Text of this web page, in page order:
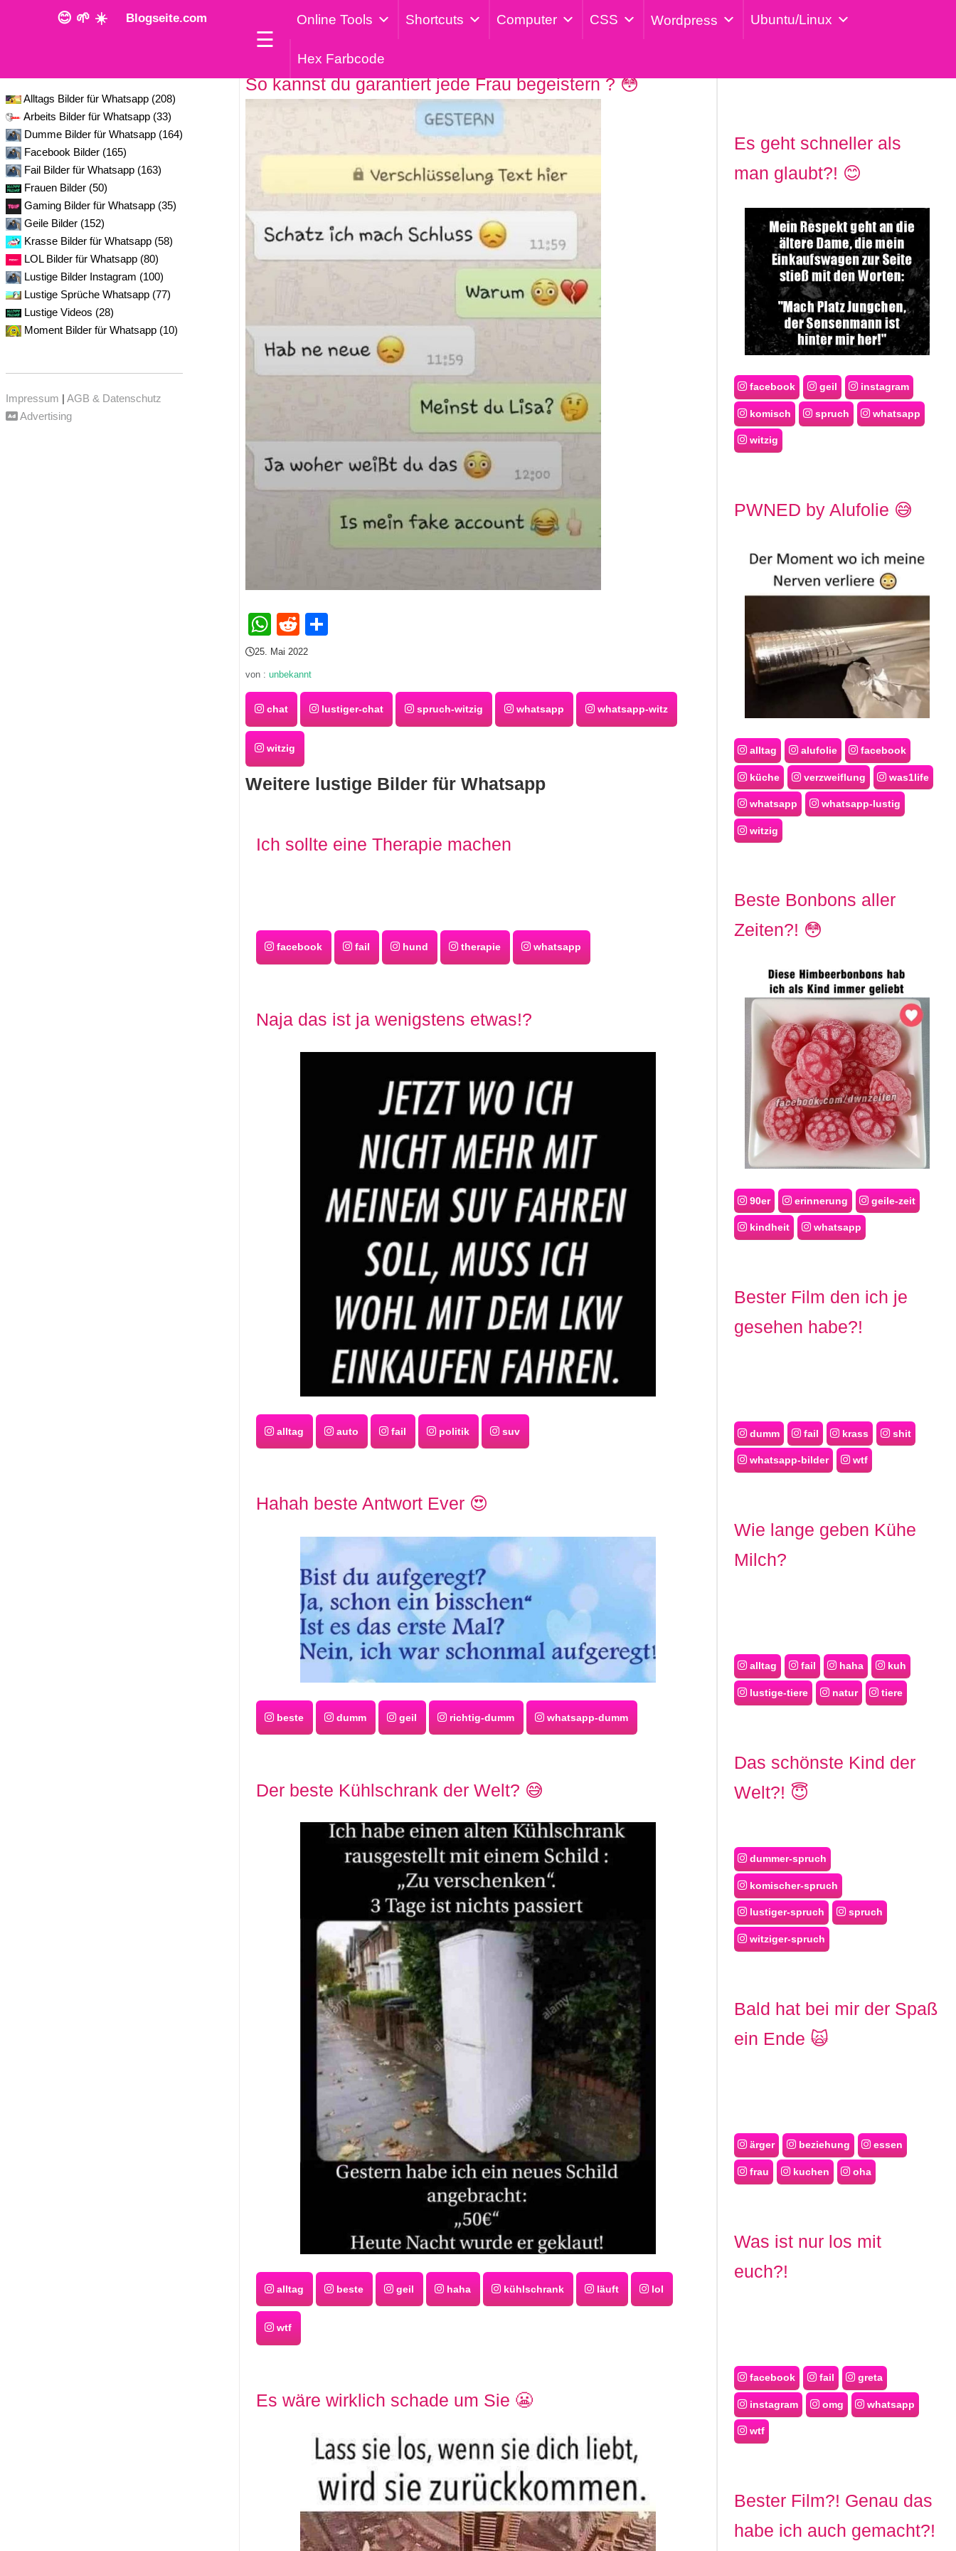
😊 🌱 ☀️ Blogseite.com
☰
Online Tools Shortcuts Computer CSS Wordpress Ubuntu/Linux
Hex Farbcode
Alltags Bilder für Whatsapp (208)
Arbeits Bilder für Whatsapp (33)
Dumme Bilder für Whatsapp (164)
Facebook Bilder (165)
Fail Bilder für Whatsapp (163)
Frauen Bilder (50)
Gaming Bilder für Whatsapp (35)
Geile Bilder (152)
Krasse Bilder für Whatsapp (58)
LOL Bilder für Whatsapp (80)
Lustige Bilder Instagram (100)
Lustige Sprüche Whatsapp (77)
Lustige Videos (28)
Moment Bilder für Whatsapp (10)
Impressum | AGB & Datenschutz
Advertising
So kannst du garantiert jede Frau begeistern ? 😳
WhatsApp
Reddit
25. Mai 2022
von : unbekannt
chat lustiger-chat spruch-witzig whatsapp whatsapp-witz
witzig
Weitere lustige Bilder für Whatsapp
Ich sollte eine Therapie machen
facebook fail hund therapie whatsapp
Naja das ist ja wenigstens etwas!?
alltag auto fail politik suv
Hahah beste Antwort Ever 😍
beste dumm geil richtig-dumm whatsapp-dumm
Der beste Kühlschrank der Welt? 😅
alltag beste geil haha kühlschrank läuft lol
wtf
Es wäre wirklich schade um Sie 😬
Es geht schneller als
man glaubt?! 😊
facebook geil instagram
komisch spruch whatsapp
witzig
PWNED by Alufolie 😅
alltag alufolie facebook
küche verzweiflung was1life
whatsapp whatsapp-lustig
witzig
Beste Bonbons aller
Zeiten?! 😳
90er erinnerung geile-zeit
kindheit whatsapp
Bester Film den ich je
gesehen habe?!
dumm fail krass shit
whatsapp-bilder wtf
Wie lange geben Kühe
Milch?
alltag fail haha kuh
lustige-tiere natur tiere
Das schönste Kind der
Welt?! 😇
dummer-spruch
komischer-spruch
lustiger-spruch spruch
witziger-spruch
Bald hat bei mir der Spaß
ein Ende 🙀
ärger beziehung essen
frau kuchen oha
Was ist nur los mit
euch?!
facebook fail greta
instagram omg whatsapp
wtf
Bester Film?! Genau das
habe ich auch gemacht?!